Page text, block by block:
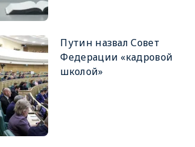
Путин назвал Совет
Федерации «кадровой
школой»